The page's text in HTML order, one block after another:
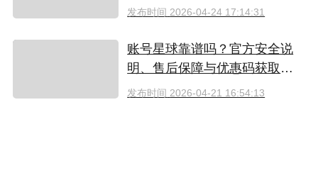
'85 好看吗？附奈飞拼车低价观
发布时间 2026-04-24 17:14:31
账号星球靠谱吗？官方安全说
明、售后保障与优惠码获取指
南（2026）
发布时间 2026-04-21 16:54:13